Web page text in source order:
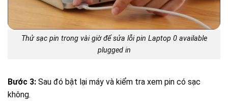
Thử sạc pin trong vài giờ để sửa lỗi pin Laptop 0 available
plugged in
Bước 3: Sau đó bật lại máy và kiểm tra xem pin có sạc
không.